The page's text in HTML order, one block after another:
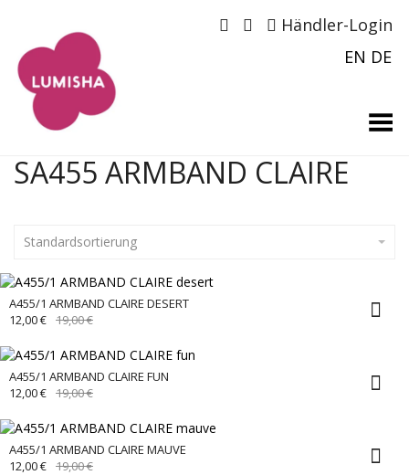
Händler-Login
EN DE
Menü umschalten
SA455 ARMBAND CLAIRE
Standardsortierung
A455/1 ARMBAND CLAIRE DESERT
19,00€URSPRÜNGLICHER
19,00 €
12,00€ AKTUELLER
12,00 €.
A455/1 ARMBAND CLAIRE FUN
19,00€URSPRÜNGLICHER
19,00 €
12,00€ AKTUELLER
12,00 €.
A455/1 ARMBAND CLAIRE MAUVE
19,00€URSPRÜNGLICHER
12,00€ AKTUELLER